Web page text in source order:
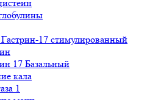
17 стимулированный
17 Базальный
кала
1